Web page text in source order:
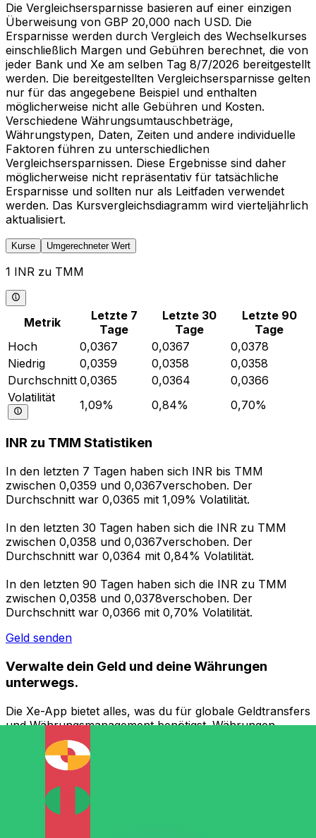
Die Vergleichsersparnisse basieren auf einer einzigen
Überweisung von GBP 20,000 nach USD. Die
Ersparnisse werden durch Vergleich des Wechselkurses
einschließlich Margen und Gebühren berechnet, die von
jeder Bank und Xe am selben Tag 8/7/2026 bereitgestellt
werden. Die bereitgestellten Vergleichsersparnisse gelten
nur für das angegebene Beispiel und enthalten
möglicherweise nicht alle Gebühren und Kosten.
Verschiedene Währungsumtauschbeträge,
Währungstypen, Daten, Zeiten und andere individuelle
Faktoren führen zu unterschiedlichen
Vergleichsersparnissen. Diese Ergebnisse sind daher
möglicherweise nicht repräsentativ für tatsächliche
Ersparnisse und sollten nur als Leitfaden verwendet
werden. Das Kursvergleichsdiagramm wird vierteljährlich
aktualisiert.
Kurse Umgerechneter Wert
1 INR zu TMM
Metrik
Letzte 7
Tage
Letzte 30
Tage
Letzte 90
Tage
Hoch
0,0367 0,0367
0,0378
Niedrig
0,0359 0,0358
0,0358
Durchschnitt 0,0365 0,0364
0,0366
Volatilität
1,09% 0,84% 0,70%
INR zu TMM Statistiken
In den letzten 7 Tagen haben sich INR bis TMM
zwischen 0,0359 und 0,0367verschoben. Der
Durchschnitt war 0,0365 mit 1,09% Volatilität.
In den letzten 30 Tagen haben sich die INR zu TMM
zwischen 0,0358 und 0,0367verschoben. Der
Durchschnitt war 0,0364 mit 0,84% Volatilität.
In den letzten 90 Tagen haben sich die INR zu TMM
zwischen 0,0358 und 0,0378verschoben. Der
Durchschnitt war 0,0366 mit 0,70% Volatilität.
Geld senden
Verwalte dein Geld und deine Währungen
unterwegs.
Die Xe-App bietet alles, was du für globale Geldtransfers
und Währungsmanagement benötigst. Währungen
umrechnen, Kursbenachrichtigungen einrichten und
Geld ins Ausland überweisen, ohne versteckte
Gebühren. Heute herunterladen!